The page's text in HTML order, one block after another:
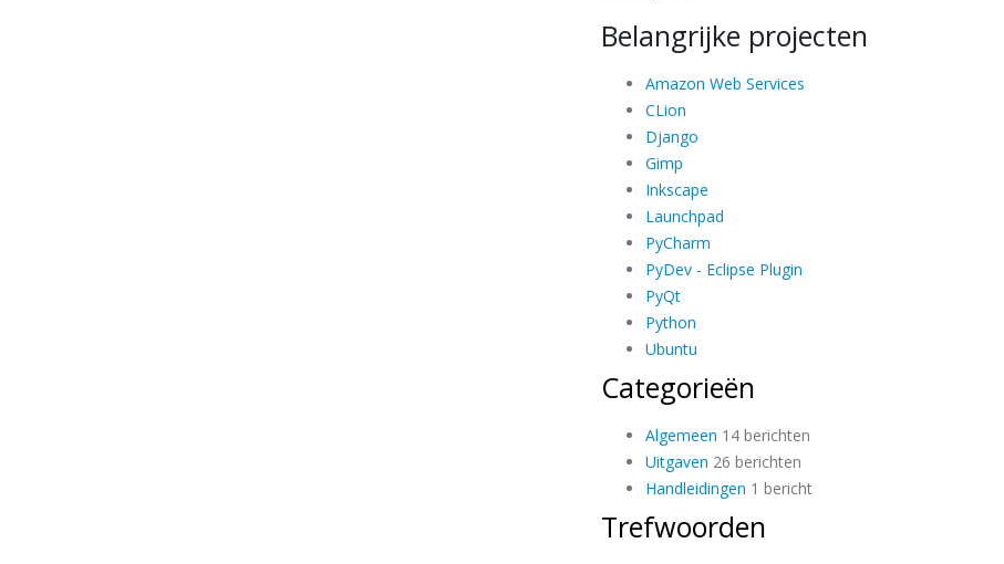
Belangrijke projecten
Amazon Web Services
CLion
Django
Gimp
Inkscape
Launchpad
PyCharm
PyDev - Eclipse Plugin
PyQt
Python
Ubuntu
Categorieën
Algemeen 14 berichten
Uitgaven 26 berichten
Handleidingen 1 bericht
Trefwoorden